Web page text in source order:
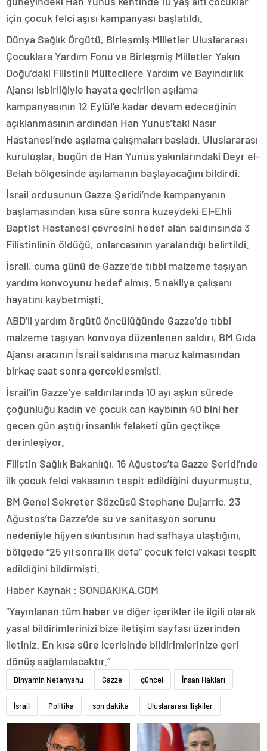
için çocuk felci aşısı kampanyası başlatıldı.
Dünya Sağlık Örgütü, Birleşmiş Milletler Uluslararası
Çocuklara Yardım Fonu ve Birleşmiş Milletler Yakın
Doğu’daki Filistinli Mültecilere Yardım ve Bayındırlık
Ajansı işbirliğiyle hayata geçirilen aşılama
kampanyasının 12 Eylül’e kadar devam edeceğinin
açıklanmasının ardından Han Yunus’taki Nasır
Hastanesi’nde aşılama çalışmaları başladı. Uluslararası
kuruluşlar, bugün de Han Yunus yakınlarındaki Deyr el-
Belah bölgesinde aşılamanın başlayacağını bildirdi.
İsrail ordusunun Gazze Şeridi’nde kampanyanın
başlamasından kısa süre sonra kuzeydeki El-Ehli
Baptist Hastanesi çevresini hedef alan saldırısında 3
Filistinlinin öldüğü, onlarcasının yaralandığı belirtildi.
İsrail, cuma günü de Gazze’de tıbbi malzeme taşıyan
yardım konvoyunu hedef almış, 5 nakliye çalışanı
hayatını kaybetmişti.
ABD’li yardım örgütü öncülüğünde Gazze’de tıbbi
malzeme taşıyan konvoya düzenlenen saldırı, BM Gıda
Ajansı aracının İsrail saldırısına maruz kalmasından
birkaç saat sonra gerçekleşmişti.
İsrail’in Gazze’ye saldırılarında 10 ayı aşkın sürede
çoğunluğu kadın ve çocuk can kaybının 40 bini her
geçen gün aştığı insanlık felaketi gün geçtikçe
derinleşiyor.
Filistin Sağlık Bakanlığı, 16 Ağustos’ta Gazze Şeridi’nde
ilk çocuk felci vakasının tespit edildiğini duyurmuştu.
BM Genel Sekreter Sözcüsü Stephane Dujarric, 23
Ağustos’ta Gazze’de su ve sanitasyon sorunu
nedeniyle hijyen sıkıntısının had safhaya ulaştığını,
bölgede “25 yıl sonra ilk defa” çocuk felci vakası tespit
edildiğini bildirmişti.
Haber Kaynak : SONDAKIKA.COM
“Yayınlanan tüm haber ve diğer içerikler ile ilgili olarak
yasal bildirimlerinizi bize iletişim sayfası üzerinden
iletiniz. En kısa süre içerisinde bildirimlerinize geri
dönüş sağlanılacaktır.”
Binyamin Netanyahu Gazze güncel İnsan Hakları
İsrail Politika son dakika Uluslararası İlişkiler